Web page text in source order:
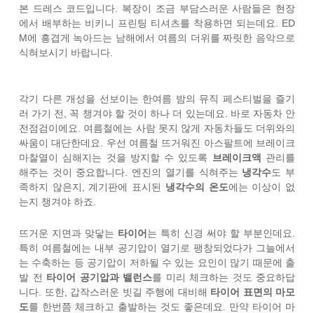
본 드레스 코드입니다. 복장이 조금 부담스러운 사람들은 현장
에서 배부하는 비키니 프린팅 티셔츠를 착용하면 되는데요. ED
M에 흥겹게 녹아드는 남해에서 여름의 더위를 짜릿한 음악으로
식혀보시기 바랍니다.
각기 다른 개성을 선보이는 한여름 밤의 뮤직 페스티벌을 즐기
러 가기 전, 꼭 챙겨야 할 것이 하나 더 있는데요. 바로 자동차 안
전점검이에요. 여름철에는 사람 못지 않게 자동차들도 더위와의
싸움이 대단한데요. 우선 여름철 뜨거워진 아스팔트에 브레이크
마찰열이 심해지는 것을 방지할 수 있도록 브레이크액 관리를
해주는 것이 중요합니다. 엔진의 열기를 식혀주는 냉각수도 부
족하지 않은지, 계기판에 표시된 냉각수의 온도에는 이상이 없
는지 챙겨야 하죠.
뜨거운 지면과 맞닿는 타이어 는 특히 신경 써야 할 부분인데요.
특히 여름철에는 내부 공기압이 열기로 팽창되었다가 그늘에서
는 수축하는 등 공기압이 저하될 수 있는 요인이 많기 때문에 출
발 전 타이어 공기압과 밸런스를 미리 체크하는 것도 중요하답
니다. 또한, 갑작스러운 빗길 주행에 대비해 타이어 표면의 마모
도를 한번쯤 체크하고 출발하는 것도 좋은데요. 만약 타이어 마